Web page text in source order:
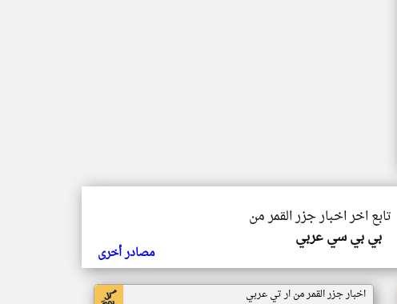
تابع اخر اخبار جزر القمر من
بي بي سي عربي
مصادر أخرى
اخبار جزر القمر من ار تي عربي